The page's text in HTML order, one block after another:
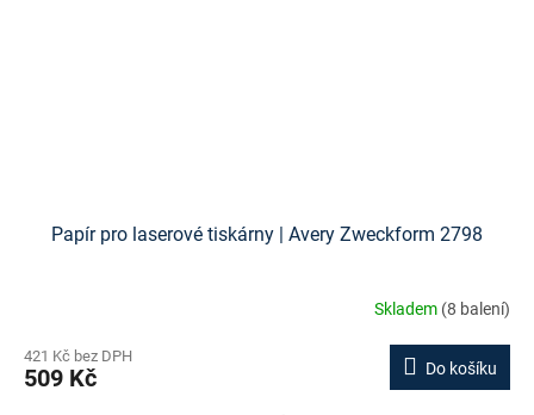
Papír pro laserové tiskárny | Avery Zweckform 2798
Skladem (8 balení)
421 Kč bez DPH
509 Kč Do košíku